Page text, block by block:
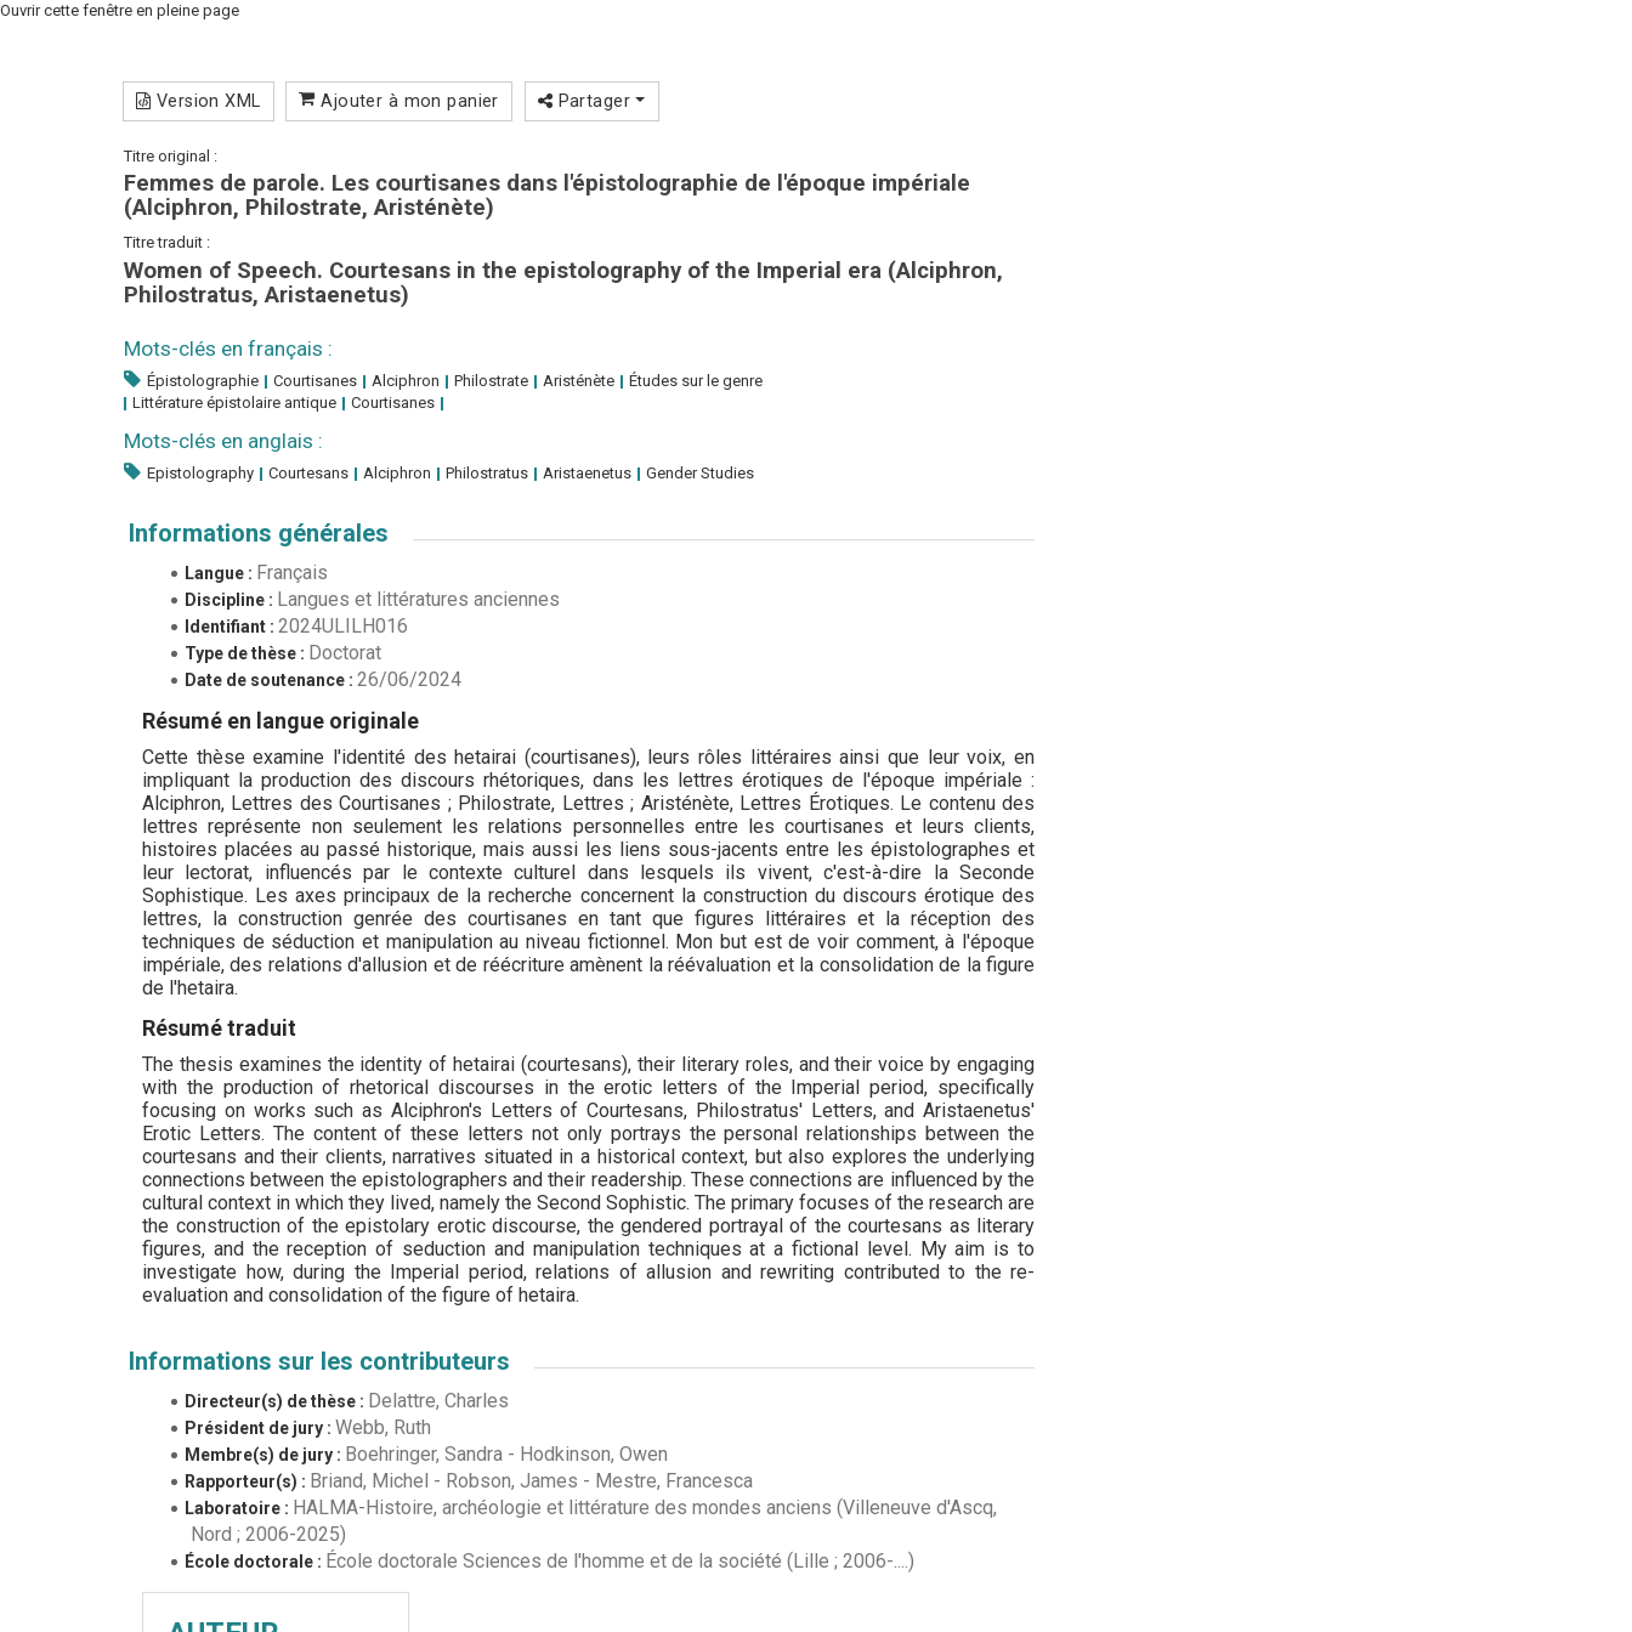
Ouvrir cette fenêtre en pleine page
Version XML Ajouter à mon panier Partager
Titre original :
Femmes de parole. Les courtisanes dans l'épistolographie de l'époque impériale
(Alciphron, Philostrate, Aristénète)
Titre traduit :
Women of Speech. Courtesans in the epistolography of the Imperial era (Alciphron,
Philostratus, Aristaenetus)
Mots-clés en français :
Épistolographie Courtisanes Alciphron Philostrate Aristénète
Études sur le genre
Littérature épistolaire antique
Courtisanes
Mots-clés en anglais :
Epistolography Courtesans Alciphron Philostratus Aristaenetus Gender Studies
Informations générales
Langue : Français
Discipline : Langues et littératures anciennes
Identifiant : 2024ULILH016
Type de thèse : Doctorat
Date de soutenance : 26/06/2024
Résumé en langue originale
Cette thèse examine l'identité des hetairai (courtisanes), leurs rôles littéraires ainsi que leur voix, en
impliquant la production des discours rhétoriques, dans les lettres érotiques de l'époque impériale :
Alciphron, Lettres des Courtisanes ; Philostrate, Lettres ; Aristénète, Lettres Érotiques. Le contenu des
lettres représente non seulement les relations personnelles entre les courtisanes et leurs clients,
histoires placées au passé historique, mais aussi les liens sous-jacents entre les épistolographes et
leur lectorat, influencés par le contexte culturel dans lesquels ils vivent, c'est-à-dire la Seconde
Sophistique. Les axes principaux de la recherche concernent la construction du discours érotique des
lettres, la construction genrée des courtisanes en tant que figures littéraires et la réception des
techniques de séduction et manipulation au niveau fictionnel. Mon but est de voir comment, à l'époque
impériale, des relations d'allusion et de réécriture amènent la réévaluation et la consolidation de la figure
de l'hetaira.
Résumé traduit
The thesis examines the identity of hetairai (courtesans), their literary roles, and their voice by engaging
with the production of rhetorical discourses in the erotic letters of the Imperial period, specifically
focusing on works such as Alciphron's Letters of Courtesans, Philostratus' Letters, and Aristaenetus'
Erotic Letters. The content of these letters not only portrays the personal relationships between the
courtesans and their clients, narratives situated in a historical context, but also explores the underlying
connections between the epistolographers and their readership. These connections are influenced by the
cultural context in which they lived, namely the Second Sophistic. The primary focuses of the research are
the construction of the epistolary erotic discourse, the gendered portrayal of the courtesans as literary
figures, and the reception of seduction and manipulation techniques at a fictional level. My aim is to
investigate how, during the Imperial period, relations of allusion and rewriting contributed to the re-
evaluation and consolidation of the figure of hetaira.
Informations sur les contributeurs
Directeur(s) de thèse : Delattre, Charles
Président de jury : Webb, Ruth
Membre(s) de jury : Boehringer, Sandra - Hodkinson, Owen
Rapporteur(s) : Briand, Michel - Robson, James - Mestre, Francesca
Laboratoire : HALMA-Histoire, archéologie et littérature des mondes anciens (Villeneuve d'Ascq,
Nord ; 2006-2025)
École doctorale : École doctorale Sciences de l'homme et de la société (Lille ; 2006-....)